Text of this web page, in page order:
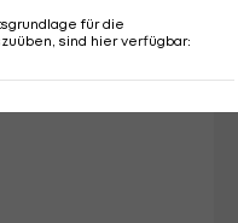
dieser WM
den
hat.
für die
sind hier verfügbar: